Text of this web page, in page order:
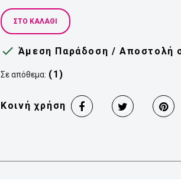
ΣΤΟ ΚΑΛΆΘΙ
 Άμεση Παράδοση / Αποστολή
Σε απόθεμα: (1)
Κοινή χρήση